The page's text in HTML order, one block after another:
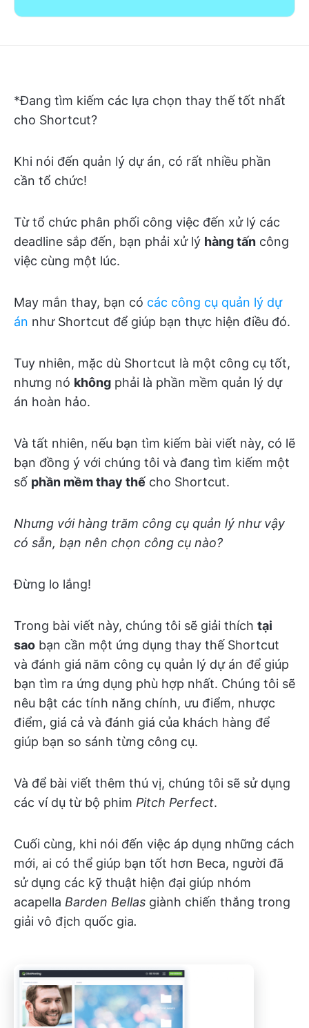
*Đang tìm kiếm các lựa chọn thay thế tốt nhất
cho Shortcut?
Khi nói đến quản lý dự án, có rất nhiều phần
cần tổ chức!
Từ tổ chức phân phối công việc đến xử lý các
deadline sắp đến, bạn phải xử lý hàng tấn công
việc cùng một lúc.
May mắn thay, bạn có các công cụ quản lý dự
án như Shortcut để giúp bạn thực hiện điều đó.
Tuy nhiên, mặc dù Shortcut là một công cụ tốt,
nhưng nó không phải là phần mềm quản lý dự
án hoàn hảo.
Và tất nhiên, nếu bạn tìm kiếm bài viết này, có lẽ
bạn đồng ý với chúng tôi và đang tìm kiếm một
số phần mềm thay thế cho Shortcut.
Nhưng với hàng trăm công cụ quản lý như vậy
có sẵn, bạn nên chọn công cụ nào?
Đừng lo lắng!
Trong bài viết này, chúng tôi sẽ giải thích tại
sao bạn cần một ứng dụng thay thế Shortcut
và đánh giá năm công cụ quản lý dự án để giúp
bạn tìm ra ứng dụng phù hợp nhất. Chúng tôi sẽ
nêu bật các tính năng chính, ưu điểm, nhược
điểm, giá cả và đánh giá của khách hàng để
giúp bạn so sánh từng công cụ.
Và để bài viết thêm thú vị, chúng tôi sẽ sử dụng
các ví dụ từ bộ phim Pitch Perfect.
Cuối cùng, khi nói đến việc áp dụng những cách
mới, ai có thể giúp bạn tốt hơn Beca, người đã
sử dụng các kỹ thuật hiện đại giúp nhóm
acapella Barden Bellas giành chiến thắng trong
giải vô địch quốc gia.